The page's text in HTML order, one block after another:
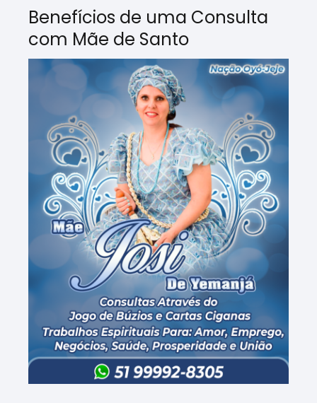
Benefícios de uma Consulta
com Mãe de Santo